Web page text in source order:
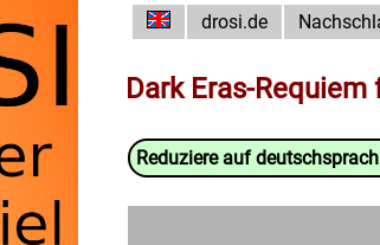
drosi.de
Dark Eras-Requiem
Reduziere auf